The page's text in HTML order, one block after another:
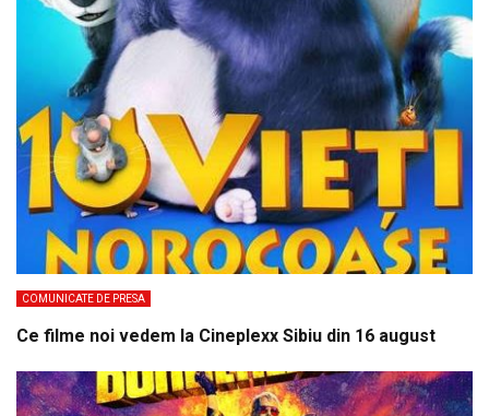
COMUNICATE DE PRESA
Ce filme noi vedem la Cineplexx Sibiu din 16 august